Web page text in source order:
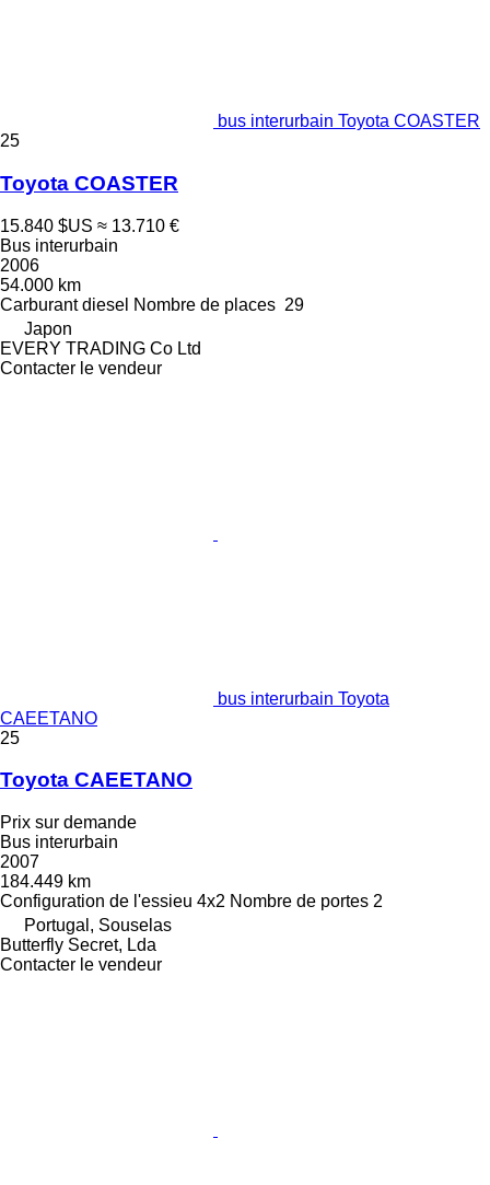
bus interurbain Toyota COASTER
25
Toyota COASTER
15.840 $US ≈ 13.710 €
Bus interurbain
2006
54.000 km
Carburant diesel Nombre de places 29
Japon
EVERY TRADING Co Ltd
Contacter le vendeur
bus interurbain Toyota
CAEETANO
25
Toyota CAEETANO
Prix sur demande
Bus interurbain
2007
184.449 km
Configuration de l'essieu 4x2 Nombre de portes 2
Portugal, Souselas
Butterfly Secret, Lda
Contacter le vendeur